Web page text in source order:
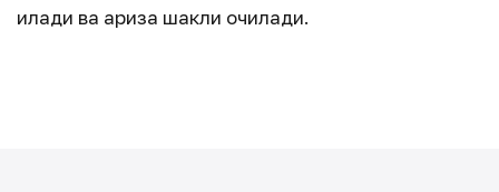
қилади ва ариза шакли очилади.